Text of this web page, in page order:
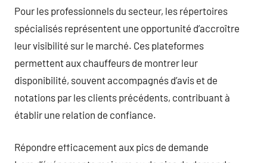
Pour les professionnels du secteur, les répertoires
spécialisés représentent une opportunité d’accroître
leur visibilité sur le marché. Ces plateformes
permettent aux chauffeurs de montrer leur
disponibilité, souvent accompagnés d’avis et de
notations par les clients précédents, contribuant à
établir une relation de confiance.
Répondre efficacement aux pics de demande